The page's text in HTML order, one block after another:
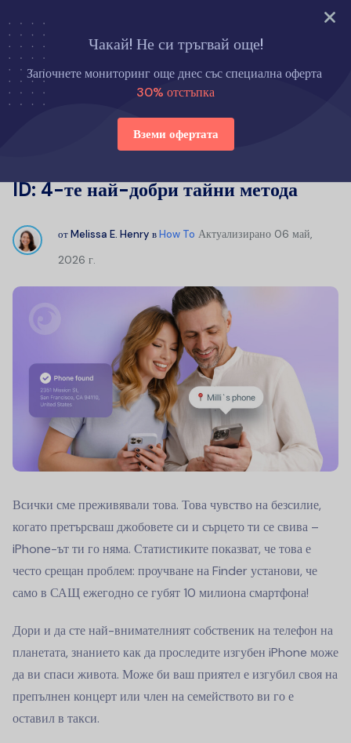
Опитайте сега
Чакай! Не си тръгвай още!
Започнете мониторинг още днес със специална оферта
30% отстъпка
Вземи офертата
Начало
Как да
Как да проследите iPhone без Apple ID: 4-те най-добри тайни
метода
ID: 4-те най-добри тайни метода
отMelissa E. Henry вHow To Актуализирано 06 май,
2026 г.
Всички сме преживявали това. Това чувство на безсилие,
когато претърсваш джобовете си и сърцето ти се свива –
iPhone-ът ти го няма. Статистиките показват, че това е
често срещан проблем: проучване на Finder установи, че
само в САЩ ежегодно се губят 10 милиона смартфона!
Дори и да сте най-внимателният собственик на телефон на
планетата, знанието как да проследите изгубен iPhone може
да ви спаси живота. Може би ваш приятел е изгубил своя на
препълнен концерт или член на семейството ви го е
оставил в такси.